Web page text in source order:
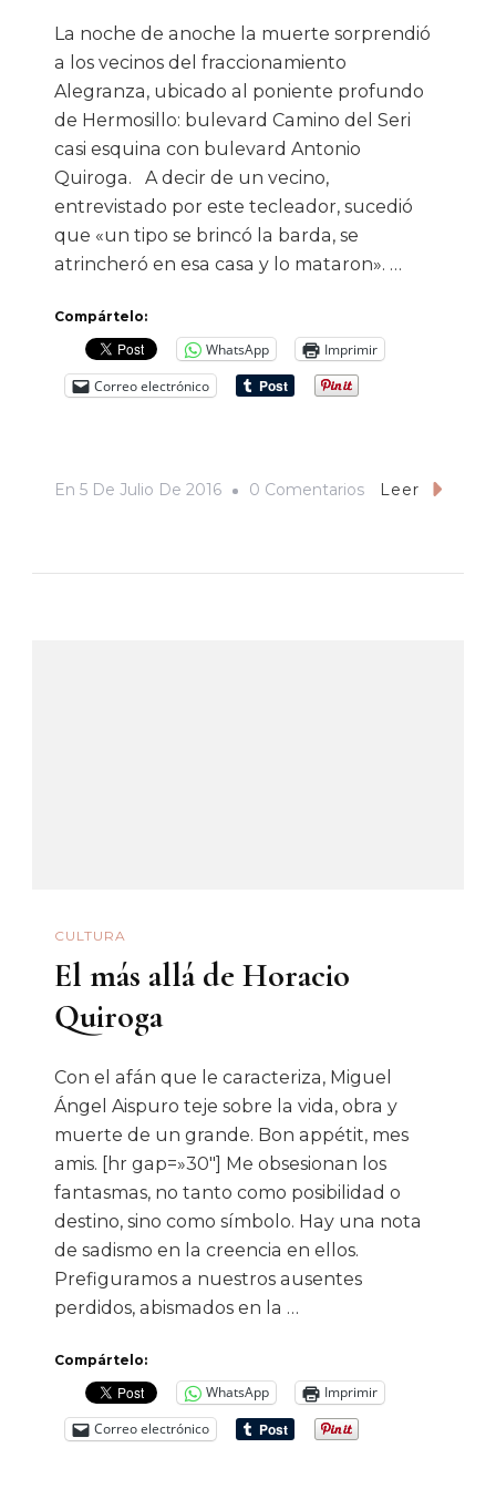
La noche de anoche la muerte sorprendió
a los vecinos del fraccionamiento
Alegranza, ubicado al poniente profundo
de Hermosillo: bulevard Camino del Seri
casi esquina con bulevard Antonio
Quiroga. A decir de un vecino,
entrevistado por este tecleador, sucedió
que «un tipo se brincó la barda, se
atrincheró en esa casa y lo mataron». …
Compártelo:
WhatsApp
Imprimir
Correo electrónico
En 5 De Julio De 2016 0 ComentariosEnLeer
CULTURA
El más allá de Horacio
Quiroga
Con el afán que le caracteriza, Miguel
Ángel Aispuro teje sobre la vida, obra y
muerte de un grande. Bon appétit, mes
amis. [hr gap=»30″] Me obsesionan los
fantasmas, no tanto como posibilidad o
destino, sino como símbolo. Hay una nota
de sadismo en la creencia en ellos.
Prefiguramos a nuestros ausentes
perdidos, abismados en la …
Compártelo:
WhatsApp
Imprimir
Correo electrónico